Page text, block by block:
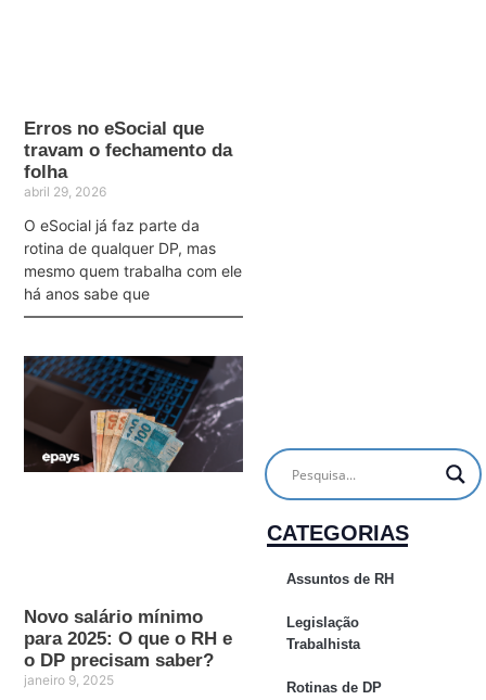
Erros no eSocial que
travam o fechamento da
folha
abril 29, 2026
O eSocial já faz parte da
rotina de qualquer DP, mas
mesmo quem trabalha com ele
há anos sabe que
Novo salário mínimo
para 2025: O que o RH e
o DP precisam saber?
janeiro 9, 2025
CATEGORIAS
Assuntos de RH
Legislação
Trabalhista
Rotinas de DP